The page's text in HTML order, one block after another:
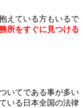
えている方もいるで
所をすぐに見つける
いてである事が多い
いる日本全国の法律